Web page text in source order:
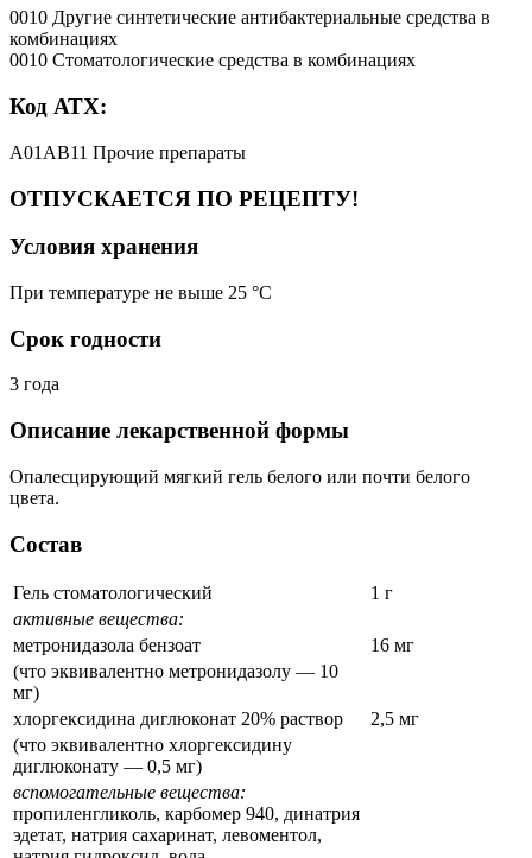
0010 Другие синтетические антибактериальные средства в
комбинациях
0010 Стоматологические средства в комбинациях
Код АТХ:
A01AB11 Прочие препараты
ОТПУСКАЕТСЯ ПО РЕЦЕПТУ!
Условия хранения
При температуре не выше 25 °C
Срок годности
3 года
Описание лекарственной формы
Опалесцирующий мягкий гель белого или почти белого
цвета.
Состав
Гель стоматологический
1 г
активные вещества:
метронидазола бензоат
16 мг
(что эквивалентно метронидазолу — 10
мг)
хлоргексидина диглюконат 20% раствор
2,5 мг
(что эквивалентно хлоргексидину
диглюконату — 0,5 мг)
вспомогательные вещества:
пропиленгликоль, карбомер 940, динатрия
эдетат, натрия сахаринат, левоментол,